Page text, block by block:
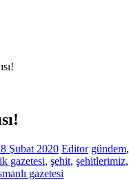
Şubat 2020 Editor gündem,
gazetesi, şehit, şehitlerimiz,
gazetesi